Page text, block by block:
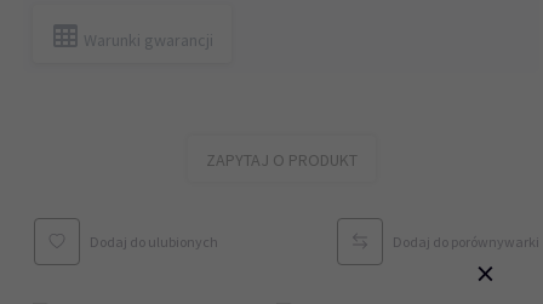
Warunki gwarancji
ZAPYTAJ O PRODUKT
Dodaj do ulubionych Dodaj do porównywarki
×